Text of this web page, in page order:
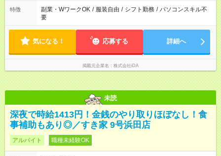
特徴 副業・WワークOK / 服装自由 / シフト勤務 / パソコンスキル不
要
気になる！ 応募する 詳細へ
掲載元企業名 株式会社iDA
未読
深夜で時給1413円！金銭のやり取りほぼなし！食
事補助もあり◎／すき家 9号浜田店
アルバイト 職種未経験OK